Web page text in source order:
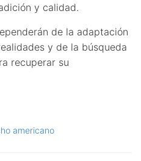
y calidad.
de la adaptación
y de la búsqueda
recuperar su
americano